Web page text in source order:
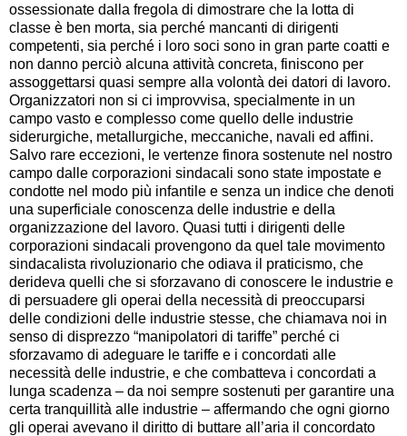
ossessionate dalla fregola di dimostrare che la lotta di
classe è ben morta, sia perché mancanti di dirigenti
competenti, sia perché i loro soci sono in gran parte coatti e
non danno perciò alcuna attività concreta, finiscono per
assoggettarsi quasi sempre alla volontà dei datori di lavoro.
Organizzatori non si ci improvvisa, specialmente in un
campo vasto e complesso come quello delle industrie
siderurgiche, metallurgiche, meccaniche, navali ed affini.
Salvo rare eccezioni, le vertenze finora sostenute nel nostro
campo dalle corporazioni sindacali sono state impostate e
condotte nel modo più infantile e senza un indice che denoti
una superficiale conoscenza delle industrie e della
organizzazione del lavoro. Quasi tutti i dirigenti delle
corporazioni sindacali provengono da quel tale movimento
sindacalista rivoluzionario che odiava il praticismo, che
derideva quelli che si sforzavano di conoscere le industrie e
di persuadere gli operai della necessità di preoccuparsi
delle condizioni delle industrie stesse, che chiamava noi in
senso di disprezzo “manipolatori di tariffe” perché ci
sforzavamo di adeguare le tariffe e i concordati alle
necessità delle industrie, e che combatteva i concordati a
lunga scadenza – da noi sempre sostenuti per garantire una
certa tranquillità alle industrie – affermando che ogni giorno
gli operai avevano il diritto di buttare all’aria il concordato